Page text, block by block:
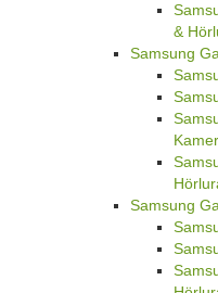
&
Samsung
Samsung